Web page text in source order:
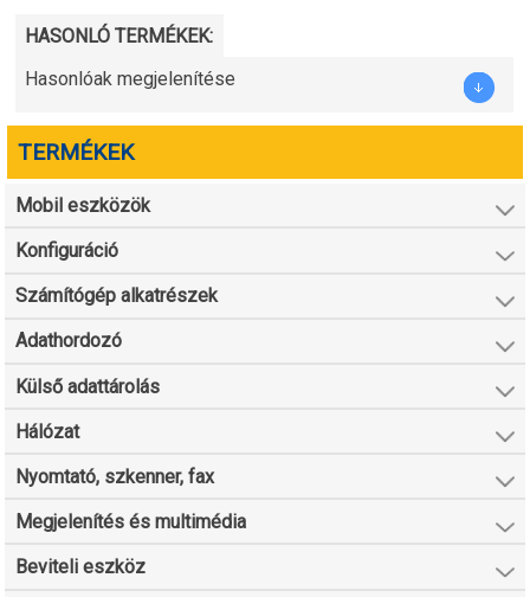
HASONLÓ TERMÉKEK:
Hasonlóak megjelenítése
TERMÉKEK
Mobil eszközök
Konfiguráció
Számítógép alkatrészek
Adathordozó
Külső adattárolás
Hálózat
Nyomtató, szkenner, fax
Megjelenítés és multimédia
Beviteli eszköz